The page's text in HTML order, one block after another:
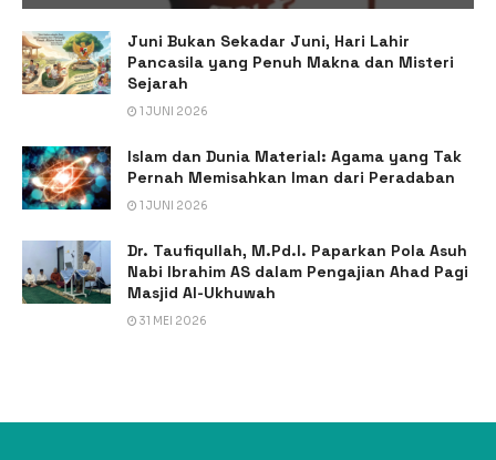
Juni Bukan Sekadar Juni, Hari Lahir
Pancasila yang Penuh Makna dan Misteri
Sejarah
1 JUNI 2026
Islam dan Dunia Material: Agama yang Tak
Pernah Memisahkan Iman dari Peradaban
1 JUNI 2026
Dr. Taufiqullah, M.Pd.I. Paparkan Pola Asuh
Nabi Ibrahim AS dalam Pengajian Ahad Pagi
Masjid Al-Ukhuwah
31 MEI 2026